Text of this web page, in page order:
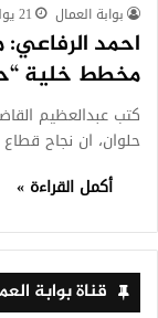
بوابة العمال 21 يوليو، 2025
احمد
مخطط خلية
كتب عبدالعظيم
حلوان، ان نجاح
أكمل القراءة »
قناة بوابة